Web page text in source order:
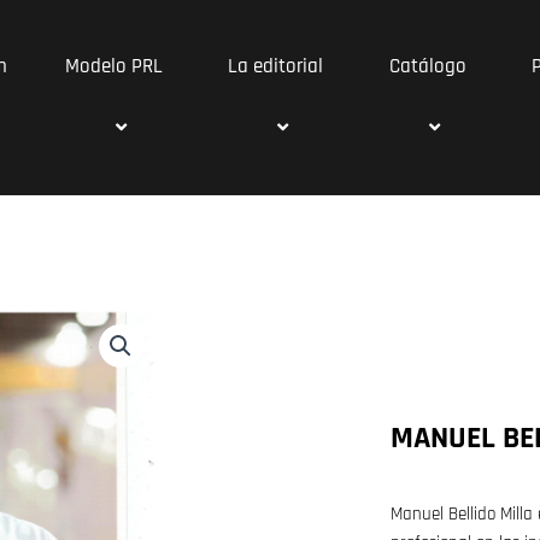
Modelo PRL La editorial Catálogo
MANUEL
Manuel Bellido